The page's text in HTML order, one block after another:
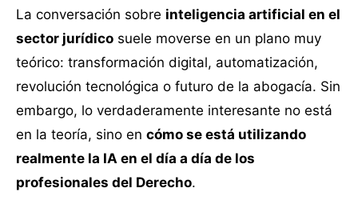
La conversación sobre inteligencia artificial en el
sector jurídico suele moverse en un plano muy
teórico: transformación digital, automatización,
revolución tecnológica o futuro de la abogacía. Sin
embargo, lo verdaderamente interesante no está
en la teoría, sino en cómo se está utilizando
realmente la IA en el día a día de los
profesionales del Derecho.